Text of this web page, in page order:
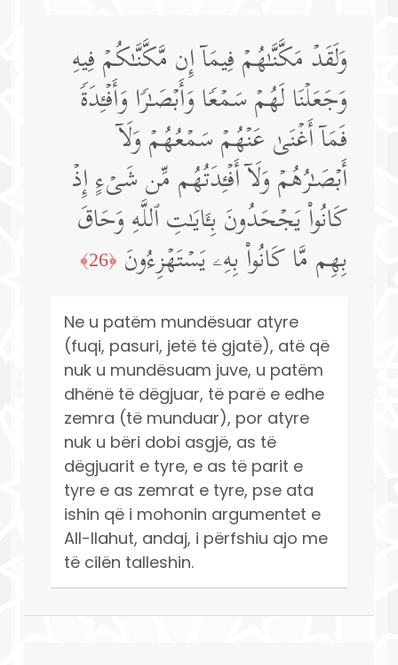
وَلَقَدۡ مَكَّنَّـٰهُمۡ فِیمَاۤ إِن مَّكَّنَّـٰكُمۡ فِیهِ
وَجَعَلۡنَا لَهُمۡ سَمۡعࣰا وَأَبۡصَـٰرࣰا وَأَفۡـِٔدَةࣰ
فَمَاۤ أَغۡنَىٰ عَنۡهُمۡ سَمۡعُهُمۡ وَلَاۤ
أَبۡصَـٰرُهُمۡ وَلَاۤ أَفۡـِٔدَتُهُم مِّن شَیۡءٍ إِذۡ
كَانُوا۟ یَجۡحَدُونَ بِـَٔایَـٰتِ ٱللَّهِ وَحَاقَ
بِهِم مَّا كَانُوا۟ بِهِۦ یَسۡتَهۡزِءُونَ ﴿26﴾
Ne u patëm mundësuar atyre
(fuqi, pasuri, jetë të gjatë), atë që
nuk u mundësuam juve, u patëm
dhënë të dëgjuar, të parë e edhe
zemra (të munduar), por atyre
nuk u bëri dobi asgjë, as të
dëgjuarit e tyre, e as të parit e
tyre e as zemrat e tyre, pse ata
ishin që i mohonin argumentet e
All-llahut, andaj, i përfshiu ajo me
të cilën talleshin.